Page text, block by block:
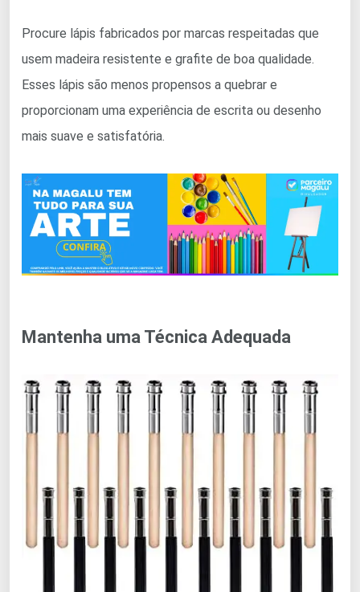
Procure lápis fabricados por marcas respeitadas que
usem madeira resistente e grafite de boa qualidade.
Esses lápis são menos propensos a quebrar e
proporcionam uma experiência de escrita ou desenho
mais suave e satisfatória.
Mantenha uma Técnica Adequada